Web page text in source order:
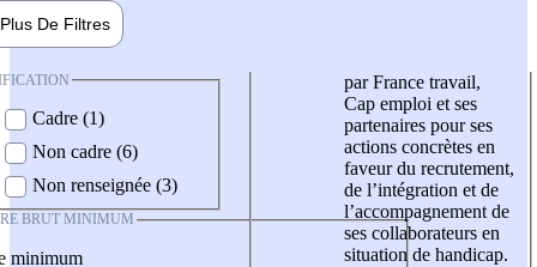
Plus De Filtres
Cadre (1)
Non cadre (6)
Non renseignée (3)
BRUT MINIMUM
minimum
par France travail,
Cap emploi et ses
partenaires pour ses
actions concrètes en
faveur du recrutement,
de l’intégration et de
l’accompagnement de
ses collaborateurs en
situation de handicap.